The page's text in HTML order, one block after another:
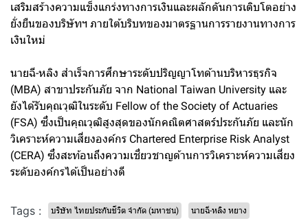
เสริมสร้างความแข็งแกร่งทางการเงินและผลักดันการเติบโตอย่าง
ยั่งยืนของบริษัทฯ ภายใต้บริบทของมาตรฐานการรายงานทางการ
เงินใหม่
นายฉี-หลิง สำเร็จการศึกษาระดับปริญญาโทด้านบริหารธุรกิจ
(MBA) สาขาประกันภัย จาก National Taiwan University และ
ยังได้รับคุณวุฒิในระดับ Fellow of the Society of Actuaries
(FSA) ซึ่งเป็นคุณวุฒิสูงสุดของนักคณิตศาสตร์ประกันภัย และนัก
วิเคราะห์ความเสี่ยงองค์กร Chartered Enterprise Risk Analyst
(CERA) ซึ่งสะท้อนถึงความเชี่ยวชาญด้านการวิเคราะห์ความเสี่ยง
ระดับองค์กรได้เป็นอย่างดี
Tags : บริษัท ไทยประกันชีวิต จำกัด (มหาชน) นายฉี-หลิง หยาง